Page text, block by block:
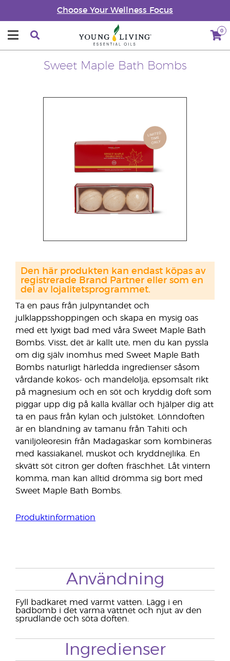
Choose Your Wellness Focus
0
Sweet Maple Bath Bombs
Ta en paus från julpyntandet och
julklappsshoppingen och skapa en mysig oas
med ett lyxigt bad med våra Sweet Maple Bath
Bombs. Visst, det är kallt ute, men du kan pyssla
om dig själv inomhus med Sweet Maple Bath
Bombs naturligt härledda ingredienser såsom
vårdande kokos- och mandelolja, epsomsalt rikt
på magnesium och en söt och kryddig doft som
piggar upp dig på kalla kvällar och hjälper dig att
ta en paus från kylan och julstöket. Lönndoften
är en blandning av tamanu från Tahiti och
vaniljoleoresin från Madagaskar som kombineras
med kassiakanel, muskot och kryddnejlika. En
skvätt söt citron ger doften fräschhet. Låt vintern
komma, man kan alltid drömma sig bort med
Sweet Maple Bath Bombs.
Produktinformation
Den här produkten kan endast köpas av
registrerade Brand Partner eller som en
del av lojalitetsprogrammet.
Användning
Fyll badkaret med varmt vatten. Lägg i en
badbomb i det varma vattnet och njut av den
sprudlande och söta doften.
Ingredienser